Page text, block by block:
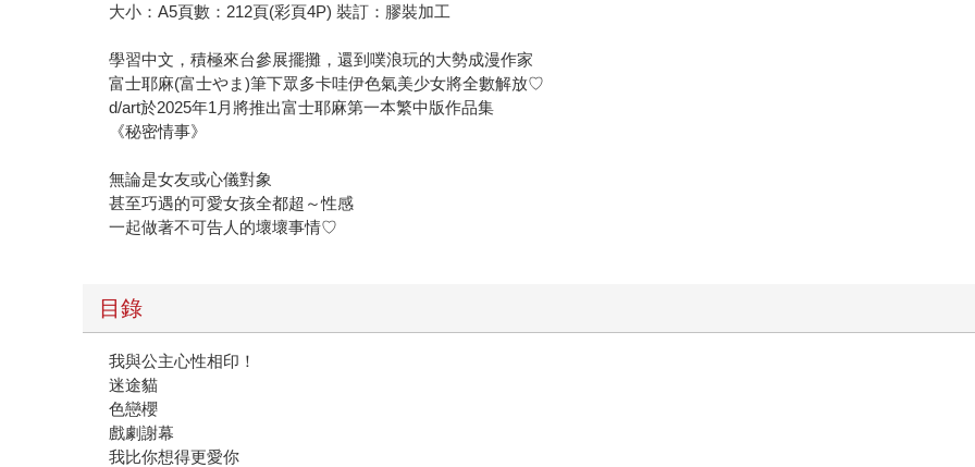
大小：A5頁數：212頁(彩頁4P) 裝訂：膠裝加工
學習中文，積極來台參展擺攤，還到噗浪玩的大勢成漫作家
富士耶麻(富士やま)筆下眾多卡哇伊色氣美少女將全數解放♡
d/art於2025年1月將推出富士耶麻第一本繁中版作品集
《秘密情事》
無論是女友或心儀對象
甚至巧遇的可愛女孩全都超～性感
一起做著不可告人的壞壞事情♡
目錄
我與公主心性相印！
迷途貓
色戀櫻
戲劇謝幕
我比你想得更愛你